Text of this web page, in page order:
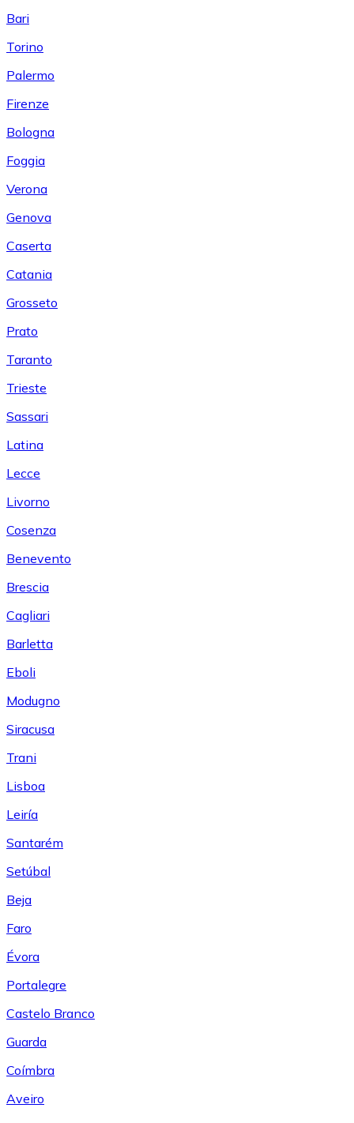
Bari
Torino
Palermo
Firenze
Bologna
Foggia
Verona
Genova
Caserta
Catania
Grosseto
Prato
Taranto
Trieste
Sassari
Latina
Lecce
Livorno
Cosenza
Benevento
Brescia
Cagliari
Barletta
Eboli
Modugno
Siracusa
Trani
Lisboa
Leiría
Santarém
Setúbal
Beja
Faro
Évora
Portalegre
Castelo Branco
Guarda
Coímbra
Aveiro